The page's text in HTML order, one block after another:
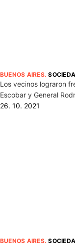
BUENOS AIRES.
Los vecinos lograron
Escobar y General
26. 10. 2021
BUENOS AIRES.